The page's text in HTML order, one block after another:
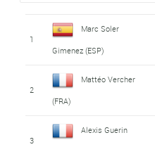
1
Marc Soler
Gimenez (ESP)
2
Mattéo Vercher
(FRA)
3
Alexis Guerin